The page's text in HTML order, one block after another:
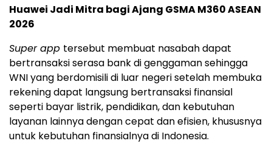
Huawei Jadi Mitra bagi Ajang GSMA M360 ASEAN
2026
Super app tersebut membuat nasabah dapat
bertransaksi serasa bank di genggaman sehingga
WNI yang berdomisili di luar negeri setelah membuka
rekening dapat langsung bertransaksi finansial
seperti bayar listrik, pendidikan, dan kebutuhan
layanan lainnya dengan cepat dan efisien, khususnya
untuk kebutuhan finansialnya di Indonesia.